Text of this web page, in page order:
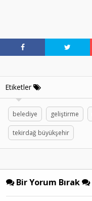
Etiketler
belediye geliştirme
tekirdağ büyükşehir
Bir Yorum Bırak